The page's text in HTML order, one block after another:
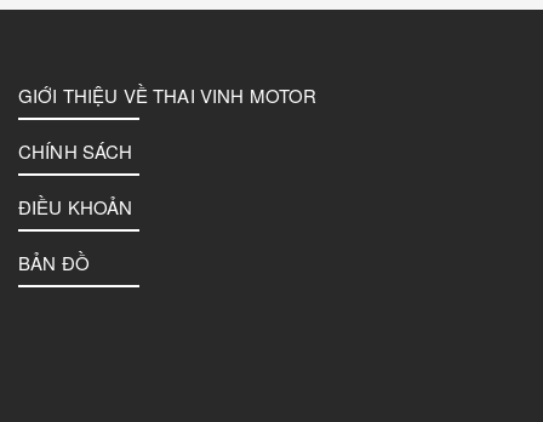
GIỚI THIỆU VỀ THAI VINH MOTOR
CHÍNH SÁCH
ĐIỀU KHOẢN
BẢN ĐỒ